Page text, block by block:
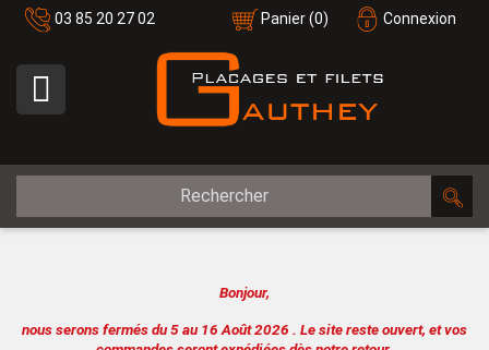
03 85 20 27 02 Connexion
Panier(0)

Bonjour,
nous serons fermés du 5 au 16 Août 2026 . Le site reste ouvert, et vos